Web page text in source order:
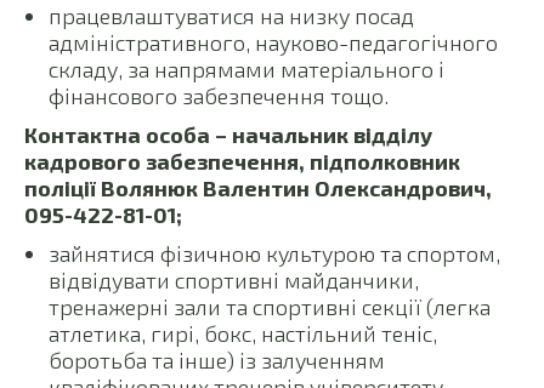
працевлаштуватися на низку посад
адміністративного, науково-педагогічного
складу, за напрямами матеріального і
фінансового забезпечення тощо.
Контактна особа – начальник відділу
кадрового забезпечення, підполковник
поліції Волянюк Валентин Олександрович,
095-422-81-01;
зайнятися фізичною культурою та спортом,
відвідувати спортивні майданчики,
тренажерні зали та спортивні секції (легка
атлетика, гирі, бокс, настільний теніс,
боротьба та інше) із залученням